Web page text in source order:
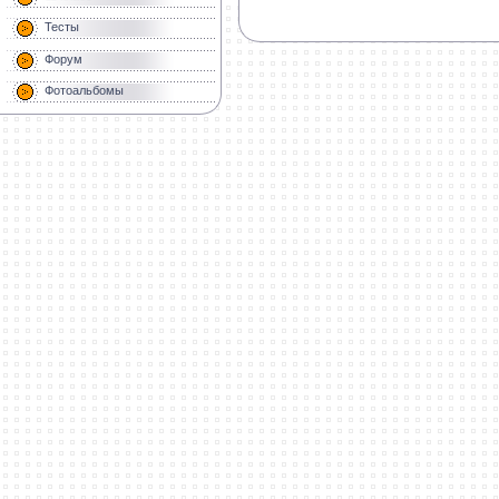
Тесты
Форум
Фотоальбомы